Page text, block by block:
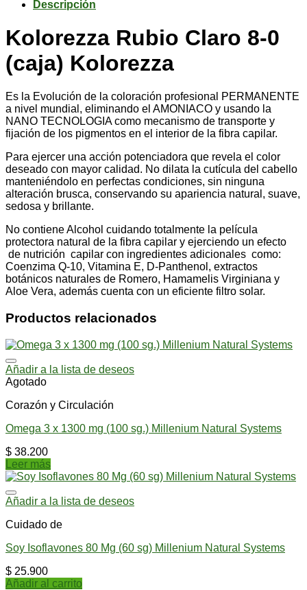
Descripción
Kolorezza Rubio Claro 8-0
(caja) Kolorezza
Es la Evolución de la coloración profesional PERMANENTE
a nivel mundial, eliminando el AMONIACO y usando la
NANO TECNOLOGIA como mecanismo de transporte y
fijación de los pigmentos en el interior de la fibra capilar.
Para ejercer una acción potenciadora que revela el color
deseado con mayor calidad. No dilata la cutícula del cabello
manteniéndolo en perfectas condiciones, sin ninguna
alteración brusca, conservando su apariencia natural, suave,
sedosa y brillante.
No contiene Alcohol cuidando totalmente la película
protectora natural de la fibra capilar y ejerciendo un efecto
de nutrición capilar con ingredientes adicionales como:
Coenzima Q-10, Vitamina E, D-Panthenol, extractos
botánicos naturales de Romero, Hamamelis Virginiana y
Aloe Vera, además cuenta con un eficiente filtro solar.
Productos relacionados
Añadir a la lista de deseos
Agotado
Corazón y Circulación
Omega 3 x 1300 mg (100 sg.) Millenium Natural Systems
$ 38.200
Leer más
Añadir a la lista de deseos
Cuidado de
Soy Isoflavones 80 Mg (60 sg) Millenium Natural Systems
$ 25.900
Añadir al carrito